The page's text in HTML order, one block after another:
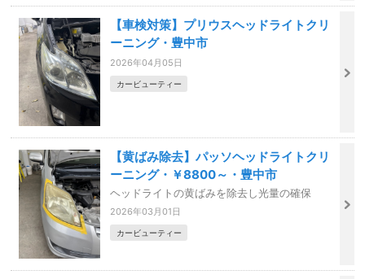
【車検対策】プリウスヘッドライトクリ
ーニング・豊中市
2026年04月05日
カービューティー
【黄ばみ除去】パッソヘッドライトクリ
ーニング・￥8800～・豊中市
ヘッドライトの黄ばみを除去し光量の確保
2026年03月01日
カービューティー